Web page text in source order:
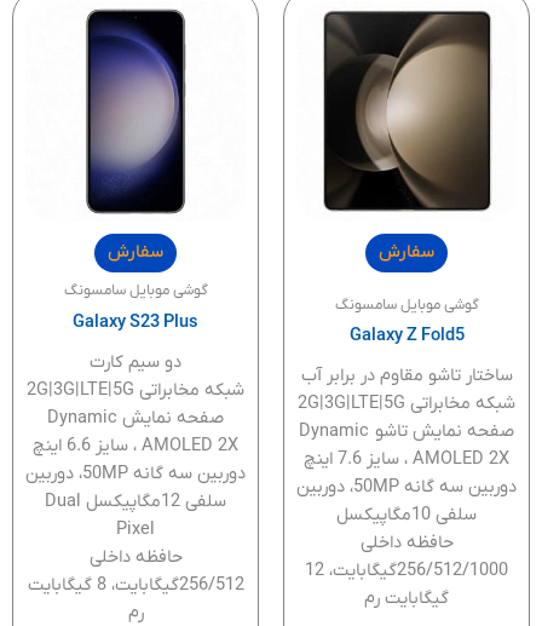
سفارش
گوشی موبایل سامسونگ
Galaxy Z Fold5
ساختار تاشو مقاوم در برابر آب
شبکه مخابراتی 2G|3G|LTE|5G
صفحه نمایش تاشو Dynamic
AMOLED 2X ، سایز 7.6 اینچ
دوربین سه گانه 50MP، دوربین
سلفی 10مگاپیکسل
حافظه داخلی
256/512/1000گیگابایت، 12
گیگابایت رم
سفارش
گوشی موبایل سامسونگ
Galaxy S23 Plus
دو سیم کارت
شبکه مخابراتی 2G|3G|LTE|5G
صفحه نمایش Dynamic
AMOLED 2X ، سایز 6.6 اینچ
دوربین سه گانه 50MP، دوربین
سلفی 12مگاپیکسل Dual
Pixel
حافظه داخلی
256/512گیگابایت، 8 گیگابایت
رم